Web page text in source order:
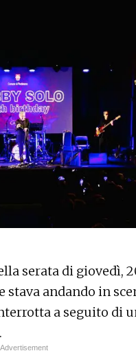
serata di giovedì,
stava andando in
a seguito di